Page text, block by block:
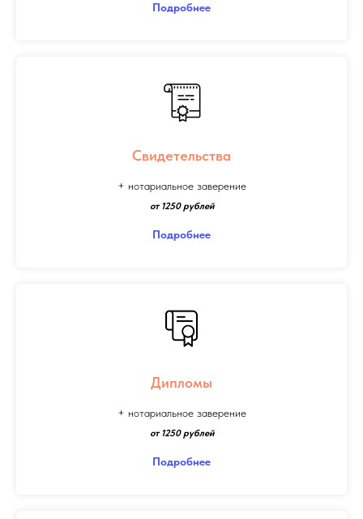
Подробнее
Свидетельства
+ нотариальное заверение
от 1250 рублей
Подробнее
Дипломы
+ нотариальное заверение
от 1250 рублей
Подробнее